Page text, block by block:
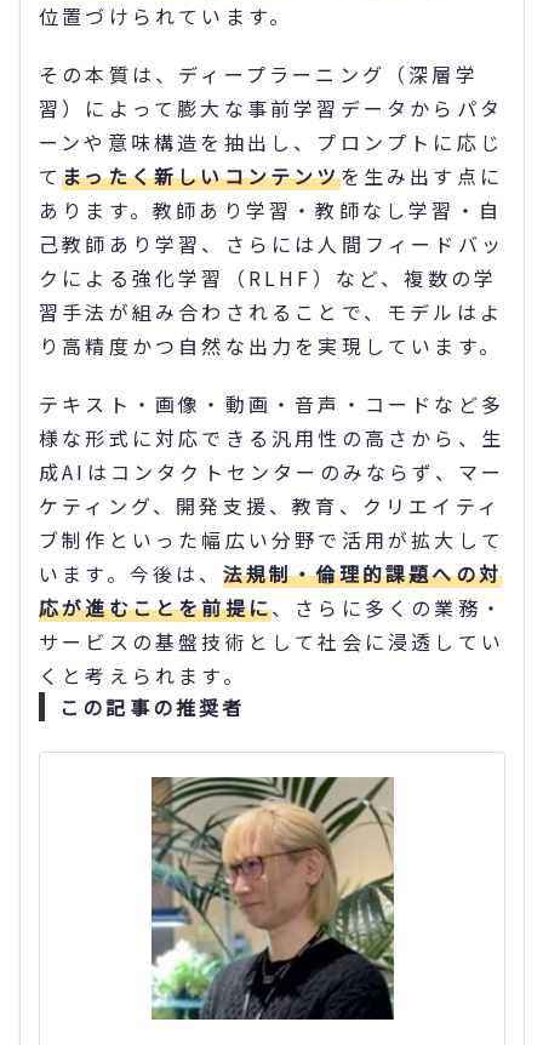
位置づけられています。
その本質は、ディープラーニング（深層学
習）によって膨大な事前学習データからパタ
ーンや意味構造を抽出し、プロンプトに応じ
てまったく新しいコンテンツを生み出す点に
あります。教師あり学習・教師なし学習・自
己教師あり学習、さらには人間フィードバッ
クによる強化学習（RLHF）など、複数の学
習手法が組み合わされることで、モデルはよ
り高精度かつ自然な出力を実現しています。
テキスト・画像・動画・音声・コードなど多
様な形式に対応できる汎用性の高さから、生
成AIはコンタクトセンターのみならず、マー
ケティング、開発支援、教育、クリエイティ
ブ制作といった幅広い分野で活用が拡大して
います。今後は、 法規制・倫理的課題への対
応が進むことを前提に、さらに多くの業務・
サービスの基盤技術として社会に浸透してい
くと考えられます。
この記事の推奨者